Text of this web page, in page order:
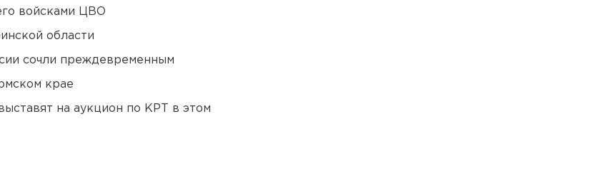
войсками ЦВО
области
сочли преждевременным
крае
на аукцион по КРТ в этом